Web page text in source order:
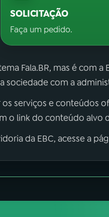
SOLICITAÇÃO
Faça um pedido.
Fala.BR, mas é com a
sociedade com a
os serviços e conteúdos
o link do conteúdo alvo
da EBC, acesse a